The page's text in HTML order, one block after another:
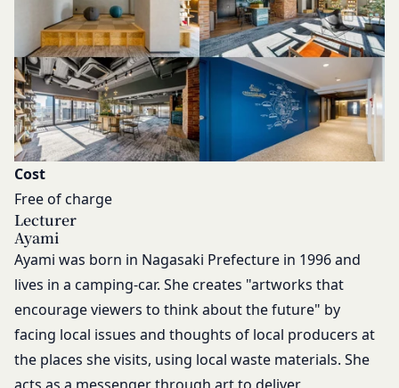
Cost
Free of charge
Lecturer
Ayami
Ayami was born in Nagasaki Prefecture in 1996 and
lives in a camping-car. She creates "artworks that
encourage viewers to think about the future" by
facing local issues and thoughts of local producers at
the places she visits, using local waste materials. She
閉じる